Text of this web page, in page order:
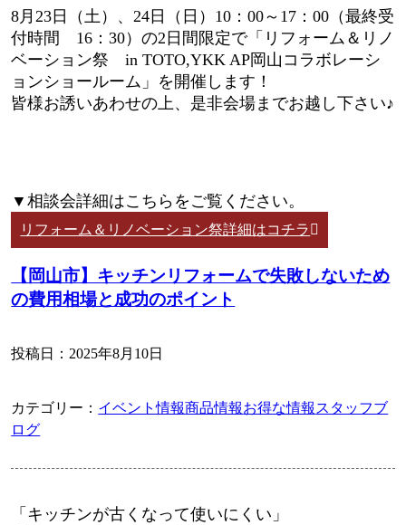
8月23日（土）、24日（日）10：00～17：00（最終受
付時間 16：30）の2日間限定で「リフォーム＆リノ
ベーション祭 in TOTO,YKK AP岡山コラボレーシ
ョンショールーム」を開催します！
皆様お誘いあわせの上、是非会場までお越し下さい♪
▼相談会詳細はこちらをご覧ください。
リフォーム＆リノベーション祭詳細はコチラ
【岡山市】キッチンリフォームで失敗しないため
の費用相場と成功のポイント
投稿日： 2025年8月10日
カテゴリー： イベント情報商品情報お得な情報 スタッフブ
ログ
「キッチンが古くなって使いにくい」